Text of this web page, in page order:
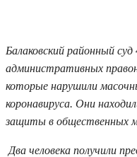
Балаковский районный
административных
которые нарушили
коронавируса. Они
защиты в общественных
Два человека получили